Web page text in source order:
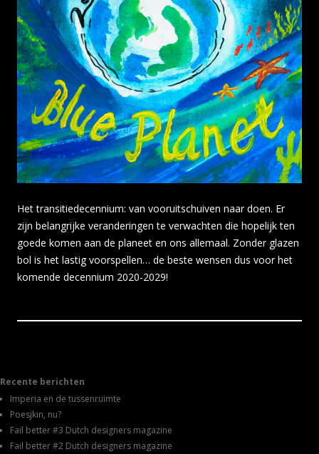
Het transitiedecennium: van vooruitschuiven naar doen. Er
zijn belangrijke veranderingen te verwachten die hopelijk ten
goede komen aan de planeet en ons allemaal. Zonder glazen
bol is het lastig voorspellen… de beste wensen dus voor het
komende decennium 2020-2029!
Recente berichten
Imperia en de tussenruimte
Poesjkin, nu?
Fail better #3 Dutch designers magazine
Fail better #2 Dutch designers magazine